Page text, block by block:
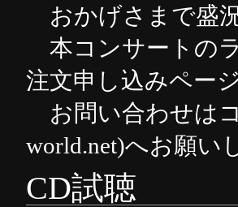
おかげさまで盛
本コンサートの
注文申し込みページ
お問い合わせは
world.net)へお願い
CD試聴